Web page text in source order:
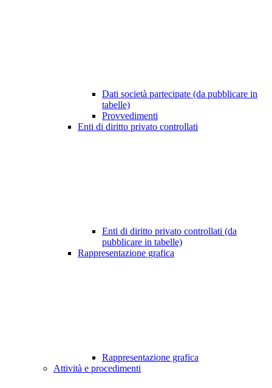
Dati società partecipate (da pubblicare in
tabelle)
Provvedimenti
Enti di diritto privato controllati
Enti di diritto privato controllati (da
pubblicare in tabelle)
Rappresentazione grafica
Rappresentazione grafica
Attività e procedimenti